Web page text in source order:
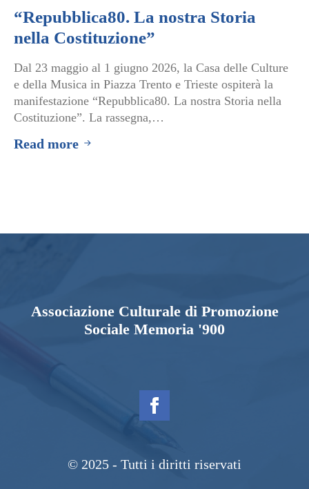
“Repubblica80. La nostra Storia
nella Costituzione”
Dal 23 maggio al 1 giugno 2026, la Casa delle Culture
e della Musica in Piazza Trento e Trieste ospiterà la
manifestazione “Repubblica80. La nostra Storia nella
Costituzione”. La rassegna,…
Read more
Associazione Culturale di Promozione
Sociale Memoria '900
© 2025 - Tutti i diritti riservati